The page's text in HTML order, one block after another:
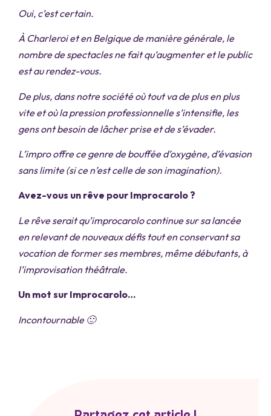
Oui, c’est certain.
À Charleroi et en Belgique de manière générale, le
nombre de spectacles ne fait qu’augmenter et le public
est au rendez-vous.
De plus, dans notre société où tout va de plus en plus
vite et où la pression professionnelle s’intensifie, les
gens ont besoin de lâcher prise et de s’évader.
L’impro offre ce genre de bouffée d’oxygène, d’évasion
sans limite (si ce n’est celle de son imagination).
Avez-vous un rêve pour Improcarolo ?
Le rêve serait qu’improcarolo continue sur sa lancée
en relevant de nouveaux défis tout en conservant sa
vocation de former ses membres, même débutants, à
l’improvisation théâtrale.
Un mot sur Improcarolo…
Incontournable 🙂